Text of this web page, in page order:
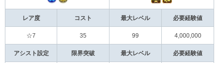
レア度 コスト 最大レベル 必要経験値
☆7 35 99 4,000,000
アシスト設定 限界突破 最大レベル 必要経験値